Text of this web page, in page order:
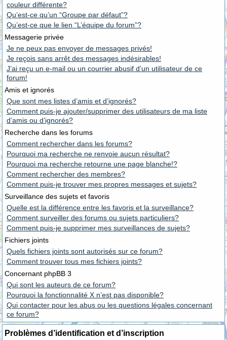
couleur différente?
Qu’est-ce qu’un “Groupe par défaut”?
Qu’est-ce que le lien “L’équipe du forum”?
Messagerie privée
Je ne peux pas envoyer de messages privés!
Je reçois sans arrêt des messages indésirables!
J’ai reçu un e-mail ou un courrier abusif d’un utilisateur de ce
forum!
Amis et ignorés
Que sont mes listes d’amis et d’ignorés?
Comment puis-je ajouter/supprimer des utilisateurs de ma liste
d’amis ou d’ignorés?
Recherche dans les forums
Comment rechercher dans les forums?
Pourquoi ma recherche ne renvoie aucun résultat?
Pourquoi ma recherche retourne une page blanche!?
Comment rechercher des membres?
Comment puis-je trouver mes propres messages et sujets?
Surveillance des sujets et favoris
Quelle est la différence entre les favoris et la surveillance?
Comment surveiller des forums ou sujets particuliers?
Comment puis-je supprimer mes surveillances de sujets?
Fichiers joints
Quels fichiers joints sont autorisés sur ce forum?
Comment trouver tous mes fichiers joints?
Concernant phpBB 3
Qui sont les auteurs de ce forum?
Pourquoi la fonctionnalité X n’est pas disponible?
Qui contacter pour les abus ou les questions légales concernant
ce forum?
Problèmes d’identification et d’inscription